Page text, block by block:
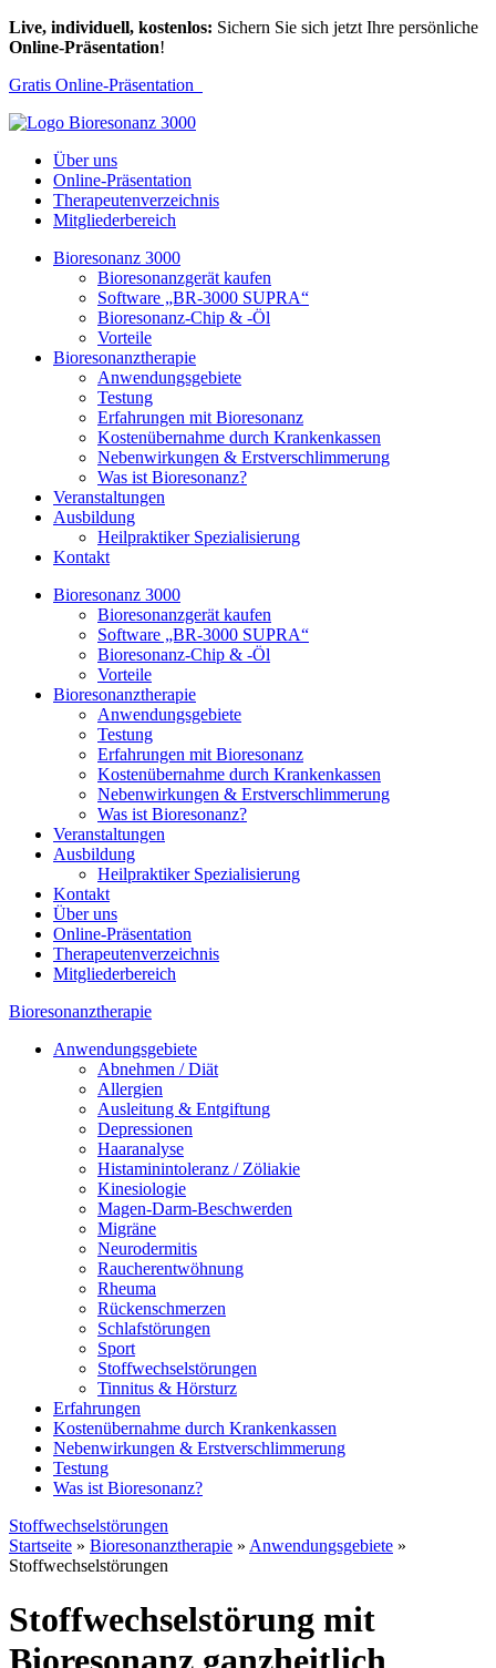
Live, individuell, kostenlos: Sichern Sie sich jetzt Ihre persönliche
Online-Präsentation!
Gratis Online-Präsentation
Über uns
Online-Präsentation
Therapeutenverzeichnis
Mitgliederbereich
Bioresonanz 3000
Bioresonanzgerät kaufen
Software „BR-3000 SUPRA“
Bioresonanz-Chip & -Öl
Vorteile
Bioresonanztherapie
Anwendungsgebiete
Testung
Erfahrungen mit Bioresonanz
Kostenübernahme durch Krankenkassen
Nebenwirkungen & Erstverschlimmerung
Was ist Bioresonanz?
Veranstaltungen
Ausbildung
Heilpraktiker Spezialisierung
Kontakt
Bioresonanz 3000
Bioresonanzgerät kaufen
Software „BR-3000 SUPRA“
Bioresonanz-Chip & -Öl
Vorteile
Bioresonanztherapie
Anwendungsgebiete
Testung
Erfahrungen mit Bioresonanz
Kostenübernahme durch Krankenkassen
Nebenwirkungen & Erstverschlimmerung
Was ist Bioresonanz?
Veranstaltungen
Ausbildung
Heilpraktiker Spezialisierung
Kontakt
Über uns
Online-Präsentation
Therapeutenverzeichnis
Mitgliederbereich
Bioresonanztherapie
Anwendungsgebiete
Abnehmen / Diät
Allergien
Ausleitung & Entgiftung
Depressionen
Haaranalyse
Histaminintoleranz / Zöliakie
Kinesiologie
Magen-Darm-Beschwerden
Migräne
Neurodermitis
Raucherentwöhnung
Rheuma
Rückenschmerzen
Schlafstörungen
Sport
Stoffwechselstörungen
Tinnitus & Hörsturz
Erfahrungen
Kostenübernahme durch Krankenkassen
Nebenwirkungen & Erstverschlimmerung
Testung
Was ist Bioresonanz?
Stoffwechselstörungen
Startseite » Bioresonanztherapie » Anwendungsgebiete »
Stoffwechselstörungen
Stoffwechselstörung mit